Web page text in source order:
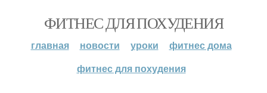
ФИТНЕС ДЛЯ ПОХУДЕНИЯ
главная новости уроки
фитнес дома
фитнес для похудения